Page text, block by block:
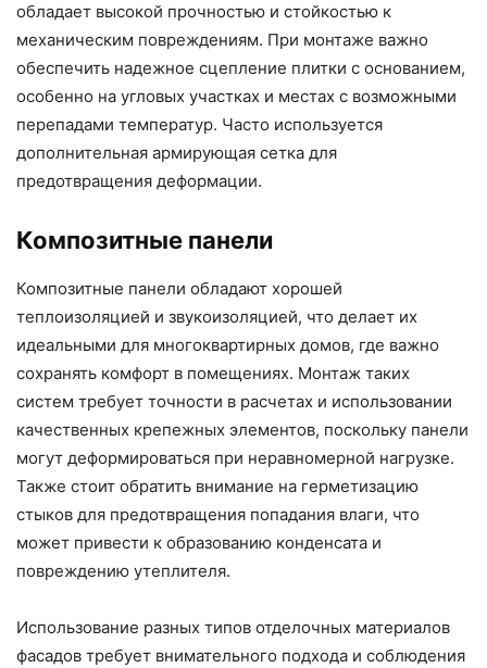
обладает высокой прочностью и стойкостью к
механическим повреждениям. При монтаже важно
обеспечить надежное сцепление плитки с основанием,
особенно на угловых участках и местах с возможными
перепадами температур. Часто используется
дополнительная армирующая сетка для
предотвращения деформации.
Композитные панели
Композитные панели обладают хорошей
теплоизоляцией и звукоизоляцией, что делает их
идеальными для многоквартирных домов, где важно
сохранять комфорт в помещениях. Монтаж таких
систем требует точности в расчетах и использовании
качественных крепежных элементов, поскольку панели
могут деформироваться при неравномерной нагрузке.
Также стоит обратить внимание на герметизацию
стыков для предотвращения попадания влаги, что
может привести к образованию конденсата и
повреждению утеплителя.
Использование разных типов отделочных материалов
фасадов требует внимательного подхода и соблюдения